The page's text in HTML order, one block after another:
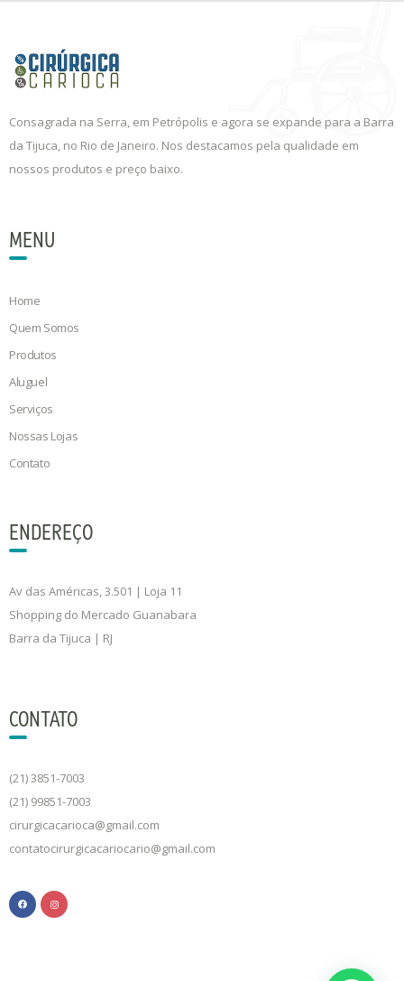
Consagrada na Serra, em Petrópolis e agora se expande para a Barra
da Tijuca, no Rio de Janeiro. Nos destacamos pela qualidade em
nossos produtos e preço baixo.
MENU
Home
Quem Somos
Produtos
Aluguel
Serviços
Nossas Lojas
Contato
ENDEREÇO
Av das Américas, 3.501 | Loja 11
Shopping do Mercado Guanabara
Barra da Tijuca | RJ
CONTATO
(21) 3851-7003
(21) 99851-7003
cirurgicacarioca@gmail.com
contatocirurgicacariocario@gmail.com